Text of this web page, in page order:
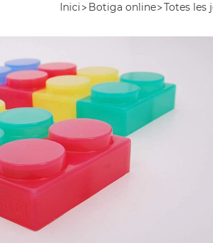
Inici Botiga online Totes les